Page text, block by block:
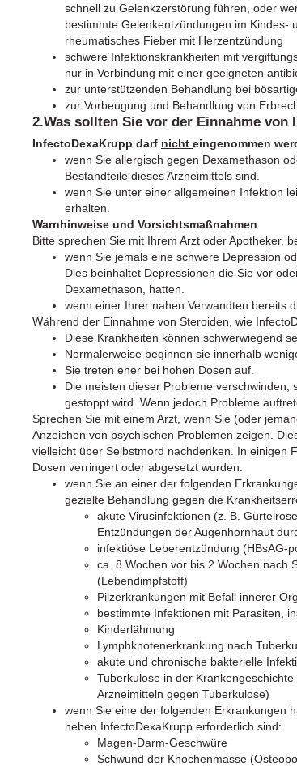
schnell zu Gelenkzerstörung führen, oder
bestimmte Gelenkentzündungen im Kindes-
rheumatisches Fieber mit Herzentzündung
schwere Infektionskrankheiten mit
nur in Verbindung mit einer geeigneten
zur unterstützenden Behandlung bei
zur Vorbeugung und Behandlung von
2.Was sollten Sie vor der Einnahme von
InfectoDexaKrupp darf nicht eingenommen
wenn Sie allergisch gegen Dexamethason
Bestandteile dieses Arzneimittels sind.
wenn Sie unter einer allgemeinen Infektion
erhalten.
Warnhinweise und Vorsichtsmaßnahmen
Bitte sprechen Sie mit Ihrem Arzt oder Apotheker,
wenn Sie jemals eine schwere Depression
Dies beinhaltet Depressionen die Sie vor
Dexamethason, hatten.
wenn einer Ihrer nahen Verwandten bereits
Während der Einnahme von Steroiden, wie
Diese Krankheiten können schwerwiegend
Normalerweise beginnen sie innerhalb
Sie treten eher bei hohen Dosen auf.
Die meisten dieser Probleme
gestoppt wird. Wenn jedoch Probleme
Sprechen Sie mit einem Arzt, wenn Sie (oder
Anzeichen von psychischen Problemen zeigen.
vielleicht über Selbstmord nachdenken. In einigen
Dosen verringert oder abgesetzt wurden.
wenn Sie an einer der folgenden
gezielte Behandlung gegen die
akute Virusinfektionen (z. B.
Entzündungen der Augenhornhaut
infektiöse Leberentzündung (HBsAG-
ca. 8 Wochen vor bis 2 Wochen nach
(Lebendimpfstoff)
Pilzerkrankungen mit Befall innerer
bestimmte Infektionen mit Parasiten,
Kinderlähmung
Lymphknotenerkrankung nach
akute und chronische bakterielle
Tuberkulose in der
Arzneimitteln gegen Tuberkulose)
wenn Sie eine der folgenden Erkrankungen
neben InfectoDexaKrupp erforderlich sind:
Magen-Darm-Geschwüre
Schwund der Knochenmasse